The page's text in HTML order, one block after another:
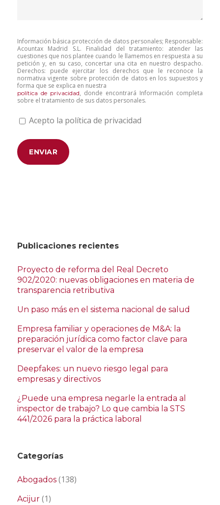
Información básica protección de datos personales; Responsable:
Acountax Madrid S.L. Finalidad del tratamiento: atender las
cuestiones que nos plantee cuando le llamemos en respuesta a su
petición y, en su caso, concertar una cita en nuestro despacho.
Derechos: puede ejercitar los derechos que le reconoce la
normativa vigente sobre protección de datos en los supuestos y
forma que se explica en nuestra
política de privacidad, donde encontrará Información completa
sobre el tratamiento de sus datos personales.
Acepto la política de privacidad
Publicaciones recientes
Proyecto de reforma del Real Decreto
902/2020: nuevas obligaciones en materia de
transparencia retributiva
Un paso más en el sistema nacional de salud
Empresa familiar y operaciones de M&A: la
preparación jurídica como factor clave para
preservar el valor de la empresa
Deepfakes: un nuevo riesgo legal para
empresas y directivos
¿Puede una empresa negarle la entrada al
inspector de trabajo? Lo que cambia la STS
441/2026 para la práctica laboral
Categorías
Abogados (138)
Acijur (1)